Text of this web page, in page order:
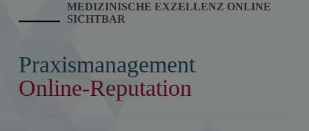
MEDIZINISCHE EXZELLENZ ONLINE
SICHTBAR
Praxismanagement
Online-Reputation